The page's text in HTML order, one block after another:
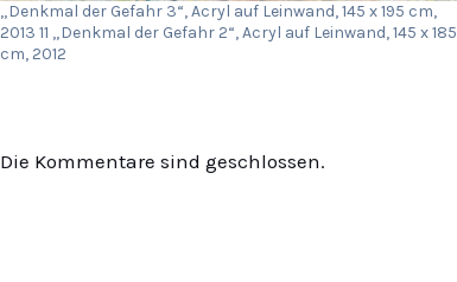
„Denkmal der Gefahr 3“, Acryl auf Leinwand, 145 x 195 cm,
2013 11 „Denkmal der Gefahr 2“, Acryl auf Leinwand, 145 x 185
cm, 2012
Die Kommentare sind geschlossen.